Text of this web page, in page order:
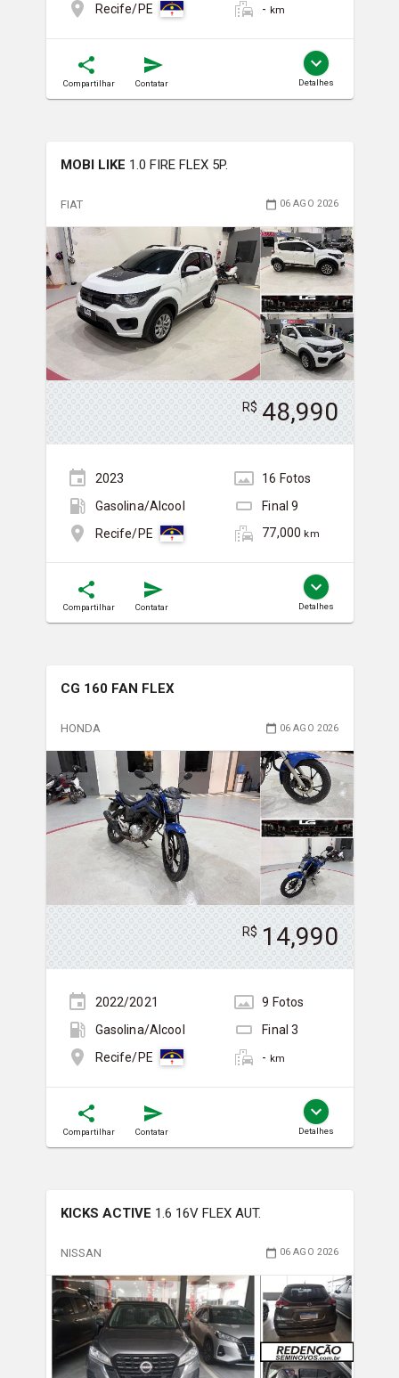
Recife/PE
- km
Compartilhar Contatar Detalhes
MOBI LIKE 1.0 FIRE FLEX 5P.
FIAT 06 AGO 2026
R$ 48,990
2023 16 Fotos
Gasolina/Álcool
Final9
Recife/PE
77,000 km
Compartilhar Contatar Detalhes
CG 160 FAN FLEX
HONDA 06 AGO 2026
R$ 14,990
2022/2021 9 Fotos
Gasolina/Álcool
Final3
Recife/PE
- km
Compartilhar Contatar Detalhes
KICKS ACTIVE 1.6 16V FLEX AUT.
NISSAN 06 AGO 2026